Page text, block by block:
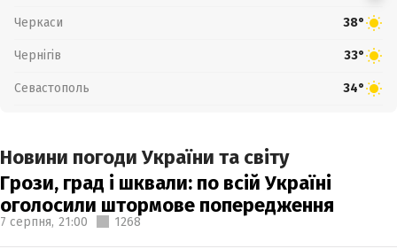
Черкаси 38°
Чернігів 33°
Севастополь 34°
Новини погоди України та світу
Грози, град і шквали: по всій Україні
оголосили штормове попередження
7 серпня, 21:00 1268